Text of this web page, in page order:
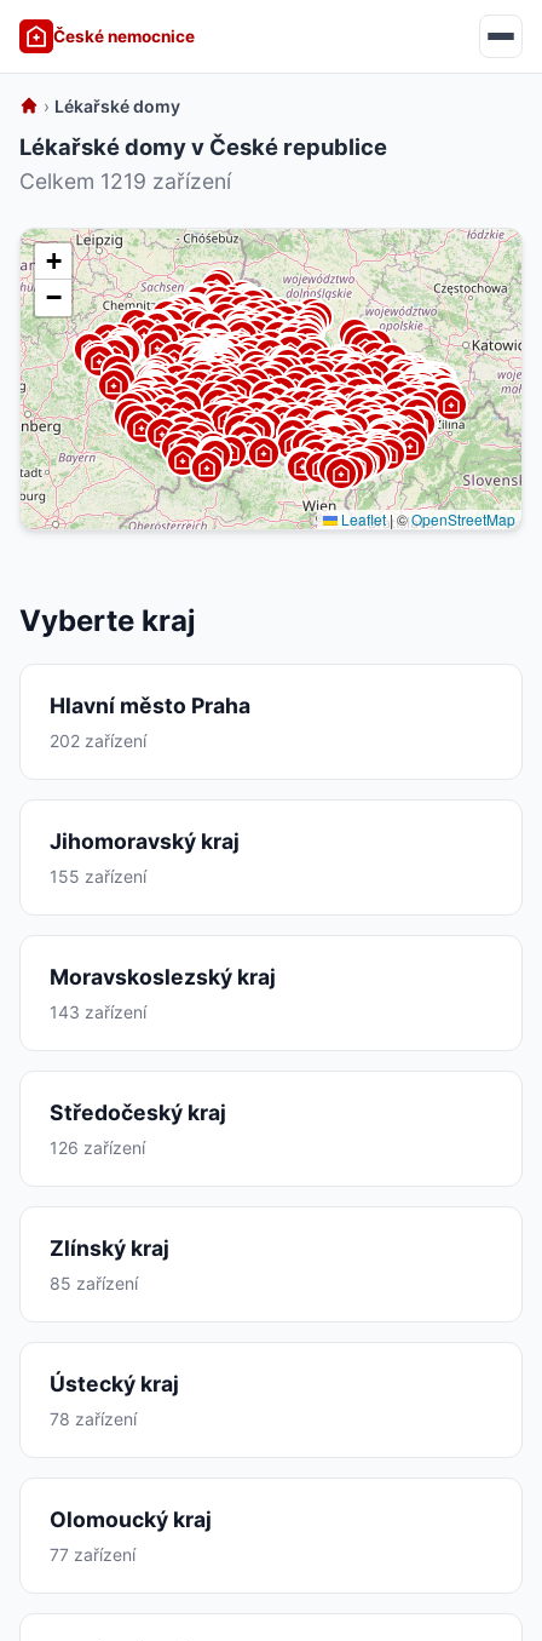
České nemocnice
› Lékařské domy
Lékařské domy v České republice
Celkem 1219 zařízení
+
−
Leaflet |©OpenStreetMap
Vyberte kraj
Hlavní město Praha
202 zařízení
Jihomoravský kraj
155 zařízení
Moravskoslezský kraj
143 zařízení
Středočeský kraj
126 zařízení
Zlínský kraj
85 zařízení
Ústecký kraj
78 zařízení
Olomoucký kraj
77 zařízení